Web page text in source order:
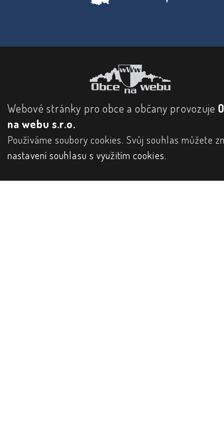
Webové stránky pro obce a občany provozuje
na webu s.r.o.
Používáme soubory cookies. Svůj souhlas můžete
nastavení souhlasu s využitím cookies.